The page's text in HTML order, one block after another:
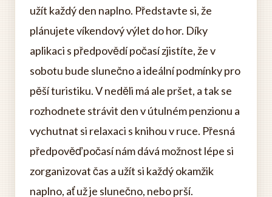
užít každý den naplno. Představte si, že
plánujete víkendový výlet do hor. Díky
aplikaci s předpovědí počasí zjistíte, že v
sobotu bude slunečno a ideální podmínky pro
pěší turistiku. V neděli má ale pršet, a tak se
rozhodnete strávit den v útulném penzionu a
vychutnat si relaxaci s knihou v ruce. Přesná
předpověď počasí nám dává možnost lépe si
zorganizovat čas a užít si každý okamžik
naplno, ať už je slunečno, nebo prší.